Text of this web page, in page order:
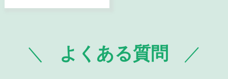
よくある質問